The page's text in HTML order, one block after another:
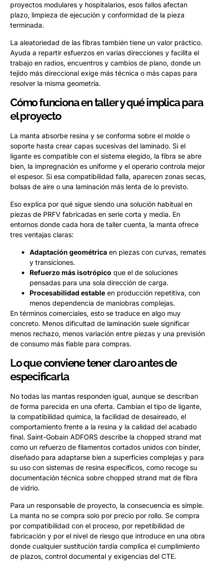
proyectos modulares y hospitalarios, esos fallos afectan
plazo, limpieza de ejecución y conformidad de la pieza
terminada.
La aleatoriedad de las fibras también tiene un valor práctico.
Ayuda a repartir esfuerzos en varias direcciones y facilita el
trabajo en radios, encuentros y cambios de plano, donde un
tejido más direccional exige más técnica o más capas para
resolver la misma geometría.
Cómo funciona en taller y qué implica para
el proyecto
La manta absorbe resina y se conforma sobre el molde o
soporte hasta crear capas sucesivas del laminado. Si el
ligante es compatible con el sistema elegido, la fibra se abre
bien, la impregnación es uniforme y el operario controla mejor
el espesor. Si esa compatibilidad falla, aparecen zonas secas,
bolsas de aire o una laminación más lenta de lo previsto.
Eso explica por qué sigue siendo una solución habitual en
piezas de PRFV fabricadas en serie corta y media. En
entornos donde cada hora de taller cuenta, la manta ofrece
tres ventajas claras:
Adaptación geométrica en piezas con curvas, remates
y transiciones.
Refuerzo más isotrópico que el de soluciones
pensadas para una sola dirección de carga.
Procesabilidad estable en producción repetitiva, con
menos dependencia de maniobras complejas.
En términos comerciales, esto se traduce en algo muy
concreto. Menos dificultad de laminación suele significar
menos rechazo, menos variación entre piezas y una previsión
de consumo más fiable para compras.
Lo que conviene tener claro antes de
especificarla
No todas las mantas responden igual, aunque se describan
de forma parecida en una oferta. Cambian el tipo de ligante,
la compatibilidad química, la facilidad de desaireado, el
comportamiento frente a la resina y la calidad del acabado
final. Saint-Gobain ADFORS describe la chopped strand mat
como un refuerzo de filamentos cortados unidos con binder,
diseñado para adaptarse bien a superficies complejas y para
su uso con sistemas de resina específicos, como recoge su
documentación técnica sobre chopped strand mat de fibra
de vidrio.
Para un responsable de proyecto, la consecuencia es simple.
La manta no se compra solo por precio por rollo. Se compra
por compatibilidad con el proceso, por repetibilidad de
fabricación y por el nivel de riesgo que introduce en una obra
donde cualquier sustitución tardía complica el cumplimiento
de plazos, control documental y exigencias del CTE.